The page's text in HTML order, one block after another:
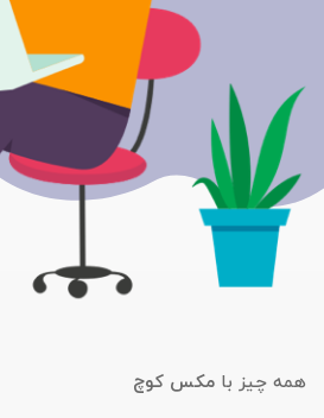
همه چیز با مکس کوچ